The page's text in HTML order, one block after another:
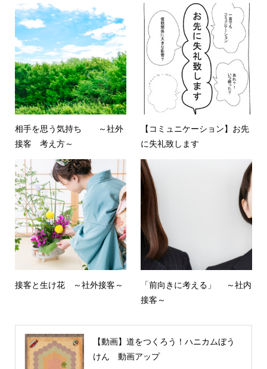
相手を思う気持ち ～社外
接客 考え方～
【コミュニケーション】お先
に失礼致します
接客と生け花 ～社外接客～
「前向きに考える」 ～社内
接客～
【動画】道をつくろう！ハニカムぼう
けん 動画アップ